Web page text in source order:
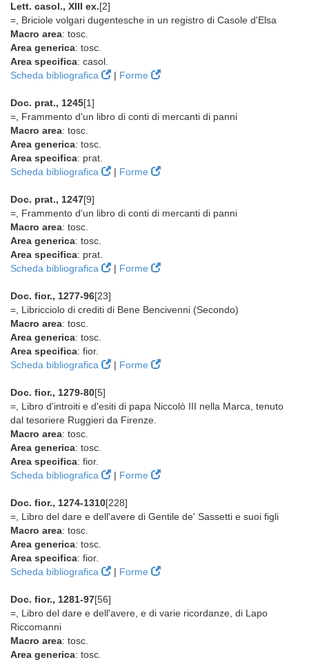
Lett. casol., XIII ex.[2]
=, Briciole volgari dugentesche in un registro di Casole d'Elsa
Macro area: tosc.
Area generica: tosc.
Area specifica: casol.
Scheda bibliografica
| Forme
Doc. prat., 1245[1]
=, Frammento d'un libro di conti di mercanti di panni
Macro area: tosc.
Area generica: tosc.
Area specifica: prat.
Scheda bibliografica
| Forme
Doc. prat., 1247[9]
=, Frammento d'un libro di conti di mercanti di panni
Macro area: tosc.
Area generica: tosc.
Area specifica: prat.
Scheda bibliografica
| Forme
Doc. fior., 1277-96[23]
=, Libricciolo di crediti di Bene Bencivenni (Secondo)
Macro area: tosc.
Area generica: tosc.
Area specifica: fior.
Scheda bibliografica
| Forme
Doc. fior., 1279-80[5]
=, Libro d'introiti e d'esiti di papa Niccolò III nella Marca, tenuto
dal tesoriere Ruggieri da Firenze.
Macro area: tosc.
Area generica: tosc.
Area specifica: fior.
Scheda bibliografica
| Forme
Doc. fior., 1274-1310[228]
=, Libro del dare e dell'avere di Gentile de' Sassetti e suoi figli
Macro area: tosc.
Area generica: tosc.
Area specifica: fior.
Scheda bibliografica
| Forme
Doc. fior., 1281-97[56]
=, Libro del dare e dell'avere, e di varie ricordanze, di Lapo
Riccomanni
Macro area: tosc.
Area generica: tosc.